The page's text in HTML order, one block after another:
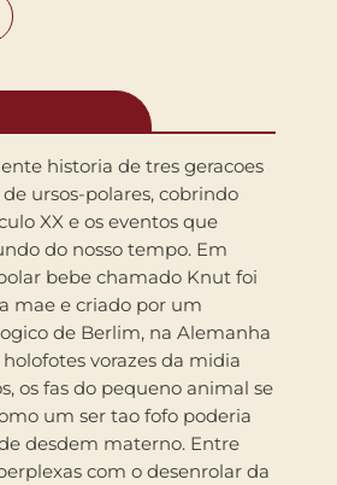
historia de tres geracoes
XX e os eventos que
do nosso tempo. Em
bebe chamado Knut foi
mae e criado por um
de Berlim, na Alemanha
vorazes da midia
os fas do pequeno animal se
um ser tao fofo poderia
desdem materno. Entre
com o desenrolar da